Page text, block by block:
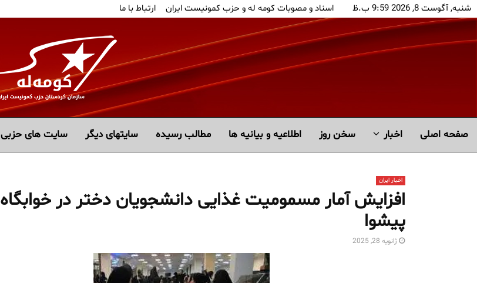
شنبه, آگوست 8, 2026 9:59 ب.ظ اسناد و مصوبات کومه له و حزب کمونیست ایران ارتباط با ما
صفحه اصلی اخبار سخن روز اطلاعیه و بیانیه ها مطالب رسیده سايتهاى ديگر سایت های حزبی
اخبار ایران
افزایش آمار مسمومیت غذایی دانشجویان دختر در خوابگاه
پیشوا
ژانویه 28, 2025